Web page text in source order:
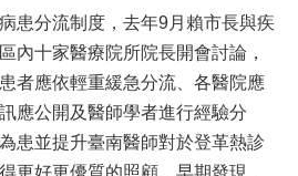
患分流制度，去年9月賴市長與疾
內十家醫療院所院長開會討論，
者應依輕重緩急分流、各醫院應
應公開及醫師學者進行經驗分
患並提升臺南醫師對於登革熱診
更好更優質的照顧，早期發現，